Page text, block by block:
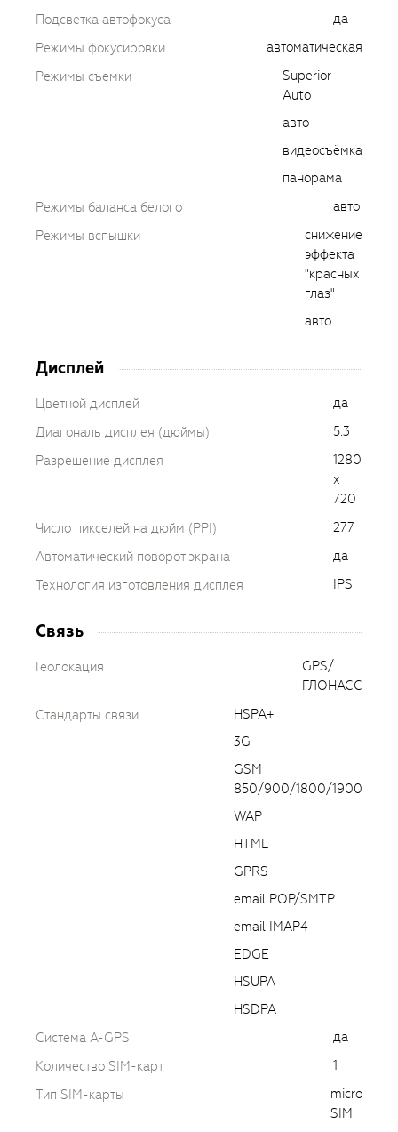
Подсветка автофокуса
да
Режимы фокусировки
автоматическая
Режимы съемки
Superior
Auto
авто
видеосъёмка
панорама
Режимы баланса белого
авто
Режимы вспышки
снижение
эффекта
"красных
глаз"
авто
Дисплей
Цветной дисплей
да
Диагональ дисплея (дюймы)
5.3
Разрешение дисплея
1280
x
720
Число пикселей на дюйм (PPI)
277
Автоматический поворот экрана
да
Технология изготовления дисплея
IPS
Связь
Геолокация
GPS/
ГЛОНАСС
Стандарты связи
HSPA+
3G
GSM
850/900/1800/1900
WAP
HTML
GPRS
email POP/SMTP
email IMAP4
EDGE
HSUPA
HSDPA
Cистема A-GPS
да
Количество SIM-карт
1
Тип SIM-карты
micro
SIM